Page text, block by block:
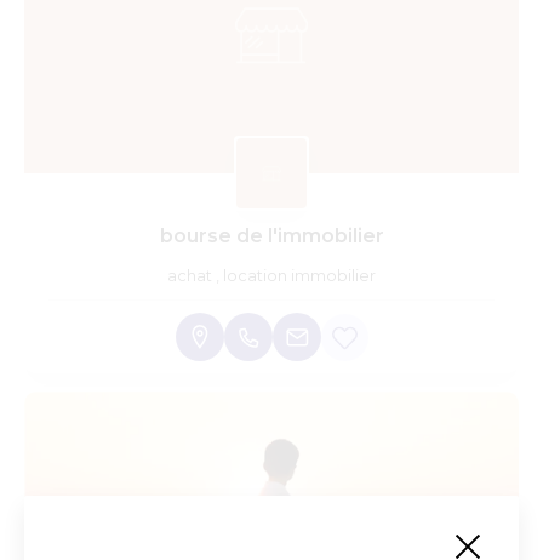
bourse de l'immobilier
achat , location immobilier